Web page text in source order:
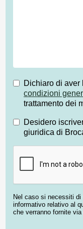
Dichiaro di aver
condizioni
trattamento dei
Desidero
giuridica di
Nel caso si necessiti di
informativo relativo al
che verranno fornite